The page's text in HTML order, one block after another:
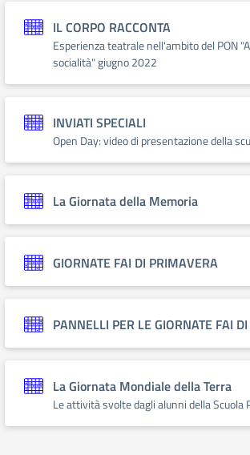
IL CORPO RACCONTA
Esperienza teatrale nell'ambito del PON
socialità" giugno 2022
INVIATI SPECIALI
Open Day: video di presentazione della
La Giornata della Memoria
GIORNATE FAI DI PRIMAVERA
PANNELLI PER LE GIORNATE FAI
La Giornata Mondiale della Terra
Le attività svolte dagli alunni della Scuola